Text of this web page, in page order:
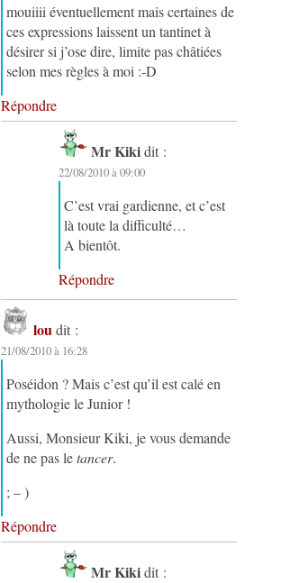
mouiiii éventuellement mais certaines de
ces expressions laissent un tantinet à
désirer si j’ose dire, limite pas châtiées
selon mes règles à moi :-D
Répondre
Mr Kiki dit :
22/08/2010 à 09:00
C’est vrai gardienne, et c’est
là toute la difficulté…
A bientôt.
Répondre
lou dit :
21/08/2010 à 16:28
Poséidon ? Mais c’est qu’il est calé en
mythologie le Junior !
Aussi, Monsieur Kiki, je vous demande
de ne pas letancer.
; – )
Répondre
Mr Kiki dit :